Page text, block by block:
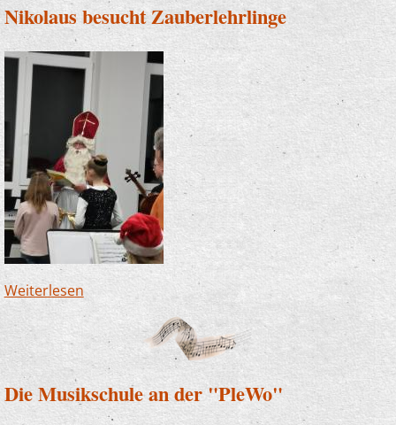
Nikolaus besucht Zauberlehrlinge
Weiterlesen über Nikolaus besucht Zauberlehrlinge
Die Musikschule an der "PleWo"